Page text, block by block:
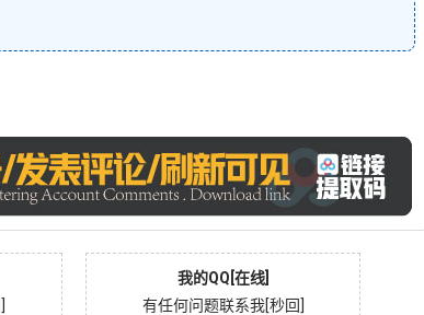
我的QQ[在线]
有任何问题联系我[秒回]